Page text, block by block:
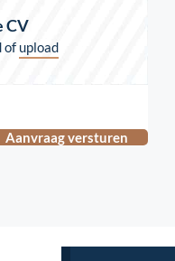
CV
of upload
Aanvraag versturen